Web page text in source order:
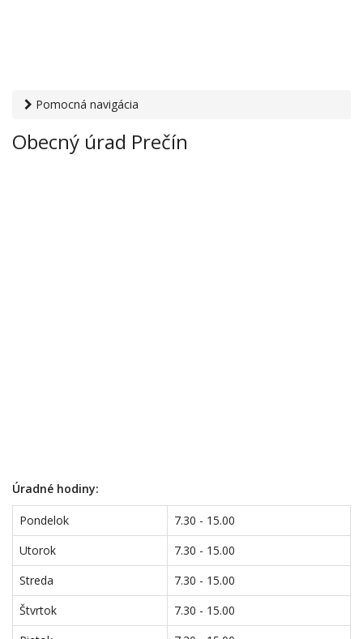
Pomocná navigácia
Obecný úrad Prečín
Obecný úrad Prečín
Úradné hodiny:
Pondelok
7.30 - 15.00
Utorok
7.30 - 15.00
Streda
7.30 - 15.00
Štvrtok
7.30 - 15.00